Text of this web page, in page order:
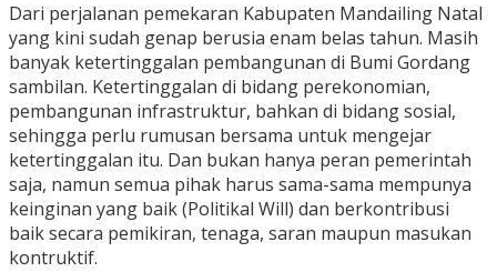
Dari perjalanan pemekaran Kabupaten Mandailing Natal
yang kini sudah genap berusia enam belas tahun. Masih
banyak ketertinggalan pembangunan di Bumi Gordang
sambilan. Ketertinggalan di bidang perekonomian,
pembangunan infrastruktur, bahkan di bidang sosial,
sehingga perlu rumusan bersama untuk mengejar
ketertinggalan itu. Dan bukan hanya peran pemerintah
saja, namun semua pihak harus sama-sama mempunya
keinginan yang baik (Politikal Will) dan berkontribusi
baik secara pemikiran, tenaga, saran maupun masukan
kontruktif.